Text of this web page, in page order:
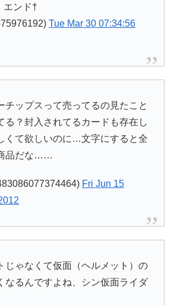
ンド†
Tue Mar 30 07:34:56
チップスって売ってるの見たこと
る？封入されてるカードも存在し
くて欲しいのに…文字にすると全
品だな……
Fri Jun 15
じゃなくて仮面（ヘルメット）の
なるんですよね、シン仮面ライダ